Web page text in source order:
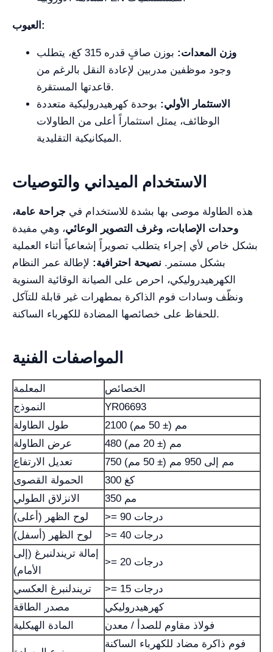
العيوب:
وزن المعدات:
بوزن صافٍ قدره 315 كغ، يتطلب
وجود موظفين مدربين لإعادة النقل بالرغم من
قاعدتها المستقرة.
الاستثمار الأولي: بوحدة كهرهيدروليكية متعددة
الوظائف، يمثل استثماراً أعلى من الطاولات
الميكانيكية التقليدية.
الاستخدام الميداني والتوصيات
هذه الطاولة موصى بها بشدة للاستخدام في جراحة عامة،
وحدات الإصابات، وغرف التصوير الوعائي، وهي مفيدة
بشكل خاص لأي إجراء يتطلب تصويراً إشعاعياً أثناء العملية
بشكل مستمر. نصيحة احترافية: لإطالة عمر النظام
الكهرهيدروليكي، احرص على الصيانة الوقائية السنوية
ونظّف وسادات فوم الذاكرة بمطهرات غير قابلة للتآكل
للحفاظ على خصائصها المضادة للكهرباء الساكنة.
المواصفات الفنية
المعلمة
الخصائص
النموذج
YR06693
طول الطاولة
2100 مم (± 50 مم)
عرض الطاولة
480 مم (± 20 مم)
تعديل الارتفاع
750 مم إلى 950 مم (± 50 مم)
الحمولة القصوى
300 كغ
الانزلاق الطولي
350 مم
لوح الظهر (أعلى)
>= 90 درجات
لوح الظهر (أسفل)
>= 40 درجات
إمالة تريندلنبرغ (إلى
الأمام)
>= 20 درجات
تريندلنبرغ العكسي
>= 15 درجات
مصدر الطاقة
كهرهيدروليكي
المادة الهيكلية
فولاذ مقاوم للصدأ / معدن
فوم ذاكرة مضاد للكهرباء الساكنة